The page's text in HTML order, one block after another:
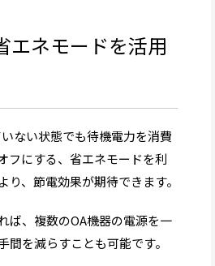
エネモードを活用
ない状態でも待機電力を消費
フにする、省エネモードを利
り、節電効果が期待できます。
ば、複数のOA機器の電源を一
間を減らすことも可能です。